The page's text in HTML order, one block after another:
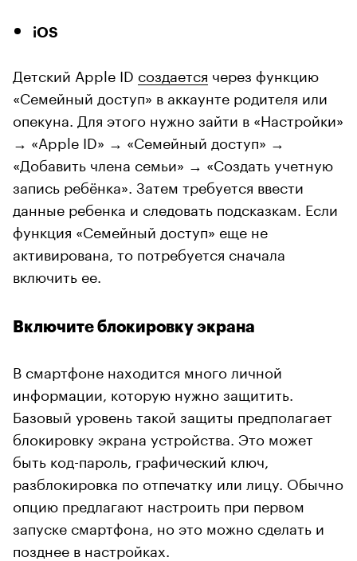
iOS
Детский Apple ID создается через функцию
«Семейный доступ» в аккаунте родителя или
опекуна. Для этого нужно зайти в «Настройки»
→ «Apple ID» → «Семейный доступ» →
«Добавить члена семьи» → «Создать учетную
запись ребёнка». Затем требуется ввести
данные ребенка и следовать подсказкам. Если
функция «Семейный доступ» еще не
активирована, то потребуется сначала
включить ее.
Включите блокировку экрана
В смартфоне находится много личной
информации, которую нужно защитить.
Базовый уровень такой защиты предполагает
блокировку экрана устройства. Это может
быть код-пароль, графический ключ,
разблокировка по отпечатку или лицу. Обычно
опцию предлагают настроить при первом
запуске смартфона, но это можно сделать и
позднее в настройках.